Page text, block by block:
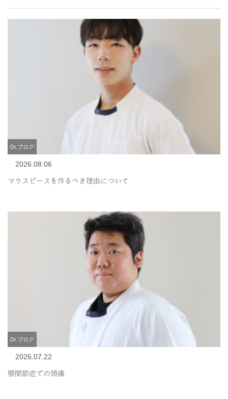
Dr.ブログ
2026.08.06
マウスピースを作るべき理由について
Dr.ブログ
2026.07.22
顎関節症での頭痛